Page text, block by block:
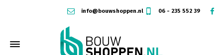
info@bouwshoppen.nl 06 - 235 552 39